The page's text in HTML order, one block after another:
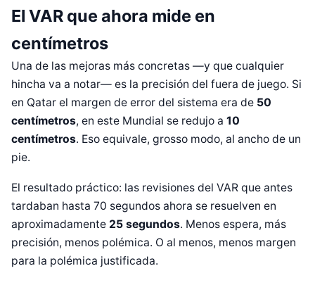
El VAR que ahora mide en
centímetros
Una de las mejoras más concretas —y que cualquier
hincha va a notar— es la precisión del fuera de juego. Si
en Qatar el margen de error del sistema era de 50
centímetros, en este Mundial se redujo a 10
centímetros. Eso equivale, grosso modo, al ancho de un
pie.
El resultado práctico: las revisiones del VAR que antes
tardaban hasta 70 segundos ahora se resuelven en
aproximadamente 25 segundos. Menos espera, más
precisión, menos polémica. O al menos, menos margen
para la polémica justificada.